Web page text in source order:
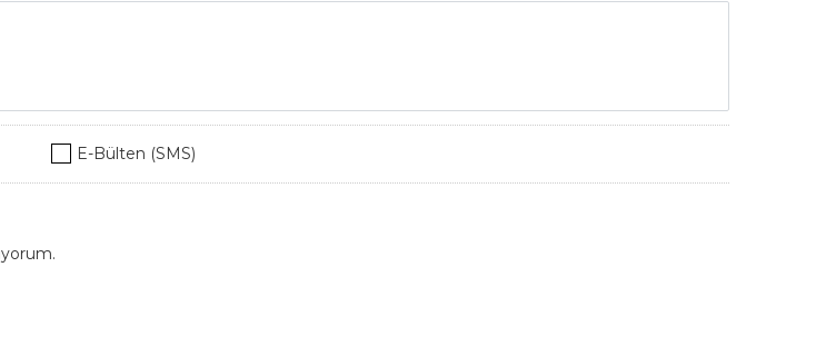
E-Bülten (SMS)